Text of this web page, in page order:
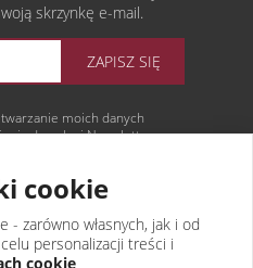
skrzynkę e-mail.
ZAPISZ SIĘ
moich danych
do usługi Newsletter.
cookie
- zarówno własnych, jak i od
personalizacji treści i
cookie